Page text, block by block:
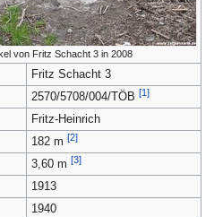
von Fritz Schacht 3 in 2008
Fritz Schacht 3
2570/5708/004/TÖB[1]
Fritz-Heinrich
182 m[2]
3,60 m[3]
1913
1940